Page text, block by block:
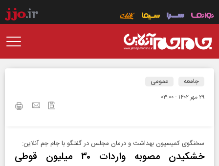
جامعه عمومی
۲۹ مهر ۱۴۰۲ - ۰۳:۰۰
سخنگوی کمیسیون بهداشت و درمان مجلس در گفتگو با جام جم آنلاین:
خشکیدن مصوبه واردات ۳۰ میلیون قوطی